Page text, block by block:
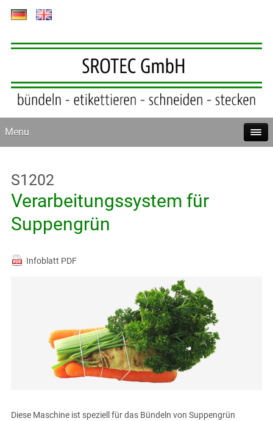
content
Menu
S1202
Verarbeitungssystem für
Suppengrün
Infoblatt PDF
Diese Maschine ist speziell für das Bündeln von Suppengrün